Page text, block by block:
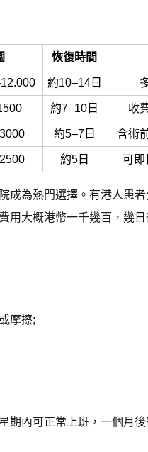
恢復時間
約10–14日
約7–10日 收
約5–7日 含術
約5日 可即
為熱門選擇。有港人患者
大概港幣一千幾百，幾日
摩擦;
內可正常上班，一個月後